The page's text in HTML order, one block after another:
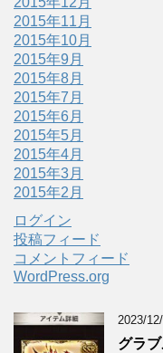
2015年11月
2015年10月
2015年9月
2015年8月
2015年7月
2015年6月
2015年5月
2015年4月
2015年3月
2015年2月
ログイン
投稿フィード
コメントフィード
WordPress.org
2023/
グラ